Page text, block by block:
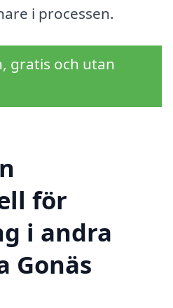
i processen.
gratis och utan
för
i andra
Gonäs